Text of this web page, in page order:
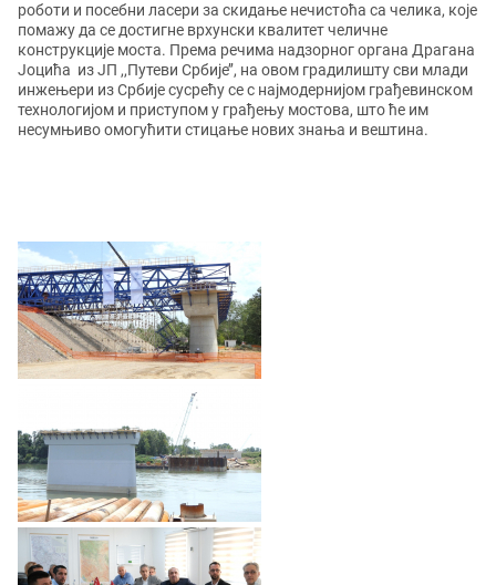
роботи и посебни ласери за скидање нечистоћа са челика, које
помажу да се достигне врхунски квалитет челичне
конструкције моста. Према речима надзорног органа Драгана
Јоцића из ЈП ,,Путеви Србије’’, на овом градилишту сви млади
инжењери из Србије сусрећу се с најмодернијом грађевинском
технологијом и приступом у грађењу мостова, што ће им
несумњиво омогућити стицање нових знања и вештина.